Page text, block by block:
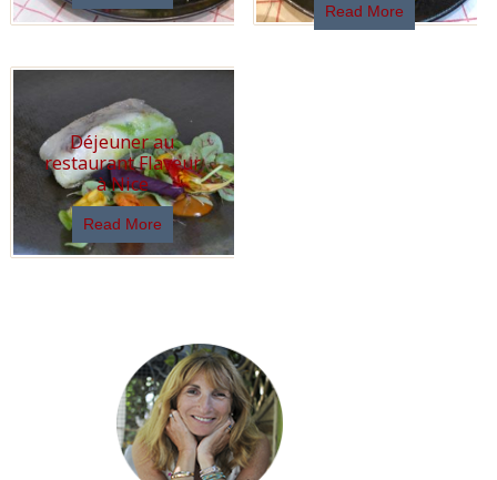
Read More
Déjeuner au
restaurant Flaveur
à Nice
Read More